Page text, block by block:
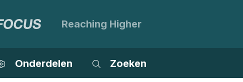
Reaching Higher
Onderdelen Zoeken